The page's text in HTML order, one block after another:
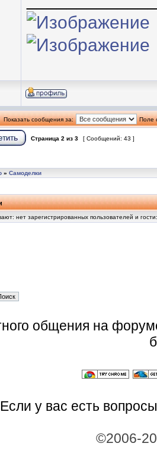
Показать сообщения за: Поле
Страница 2 из 3 [ Сообщений: 43 ]
» Самоделки
нет зарегистрированных пользователей и
общения на
Если у вас есть
©2006-